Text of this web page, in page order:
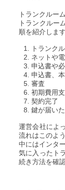
トランクルー
トランクルー
順を紹介しま
トランク
ネットや
申込書や
申込書、
審査
初期費用
契約完了
鍵が届い
運営会社によ
流れはこのよ
中にはインタ
気に入ったト
続き方法を確